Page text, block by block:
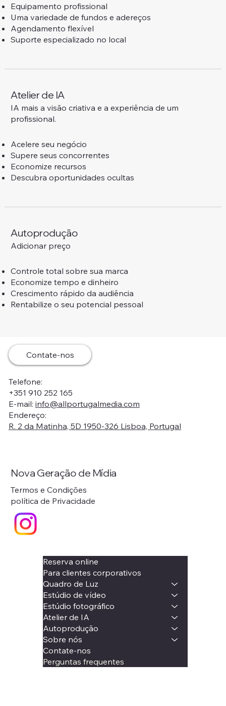
Equipamento profissional
Uma variedade de fundos e adereços
Agendamento flexível
Suporte especializado no local
Atelier de IA
IA mais a visão criativa e a experiência de um
profissional.
Acelere seu negócio
Supere seus concorrentes
Economize recursos
Descubra oportunidades ocultas
Autoprodução
Adicionar preço
Controle total sobre sua marca
Economize tempo e dinheiro
Crescimento rápido da audiência
Rentabilize o seu potencial pessoal
Contate-nos
Telefone:
+351 910 252 165
E-mail: info@allportugalmedia.com
Endereço:
R. 2 da Matinha, 5D 1950-326 Lisboa, Portugal
Reserva online
Para clientes corporativos
Quadro de Luz
Estúdio de vídeo
Estúdio fotográfico
Atelier de IA
Autoprodução
Sobre nós
Contate-nos
Perguntas frequentes
Nova Geração de Mídia
Termos e Condições
política de Privacidade